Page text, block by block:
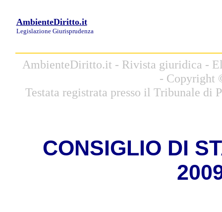
AmbienteDiritto.it
Legislazione Giurisprudenza
AmbienteDiritto.it - Rivista giuridica -
- Copyright
Testata registrata presso il Tribunale di
CONSIGLIO DI